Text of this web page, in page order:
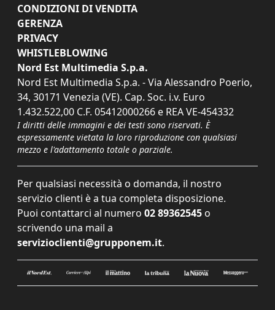
CONDIZIONI DI VENDITA
GERENZA
PRIVACY
WHISTLEBLOWING
Nord Est Multimedia S.p.a.
Nord Est Multimedia S.p.a. - Via Alessandro Poerio,
34, 30171 Venezia (VE). Cap. Soc. i.v. Euro
1.432.522,00 C.F. 05412000266 e REA VE-454332
I diritti delle immagini e dei testi sono riservati. È
espressamente vietata la loro riproduzione con qualsiasi
mezzo e l'adattamento totale o parziale.
Per qualsiasi necessità o domanda, il nostro
servizio clienti è a tua completa disposizione.
Puoi contattarci al numero 02 89362545 o
scrivendo una mail a
servizioclienti@grupponem.it.